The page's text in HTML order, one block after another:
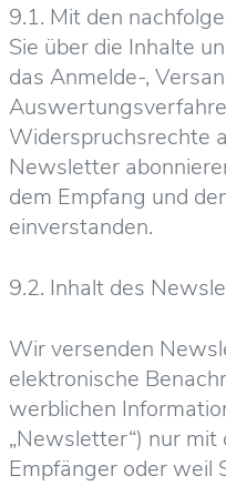
9.1. Mit den
Sie über die Inhalte
das Anmelde-,
Widerspruchsrechte
Newsletter
dem Empfang und
einverstanden.
9.2. Inhalt des
Wir versenden
elektronische
werblichen
„Newsletter“) nur
Empfänger oder weil